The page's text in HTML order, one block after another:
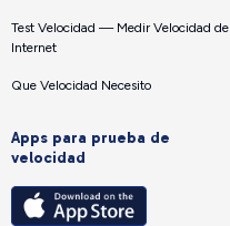
Test Velocidad — Medir Velocidad de
Internet
Que Velocidad Necesito
Apps para prueba de
velocidad